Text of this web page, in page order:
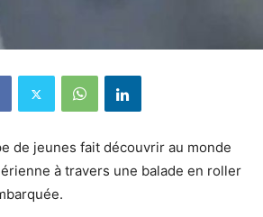
de jeunes fait découvrir au monde
à travers une balade en roller